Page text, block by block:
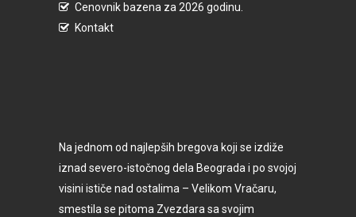
Cenovnik bazena za 2026 godinu.
Kontakt
Na jednom od najlepših bregova koji se izdiže
iznad severo-istočnog dela Beograda i po svojoj
visini ističe nad ostalima – Velikom Vračaru,
smestila se pitoma Zvezdara sa svojim